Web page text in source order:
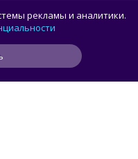
крупный
современных
рекламы и аналитики.